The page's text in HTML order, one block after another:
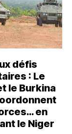
défis
: Le
le Burkina
en
le Niger